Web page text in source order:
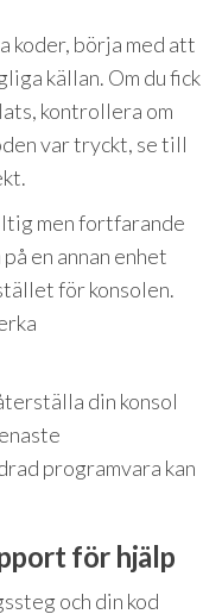
koder, börja med att
källan. Om du fick
kontrollera om
var tryckt, se till
men fortfarande
en annan enhet
för konsolen.
din konsol
programvara kan
för hjälp
och din kod